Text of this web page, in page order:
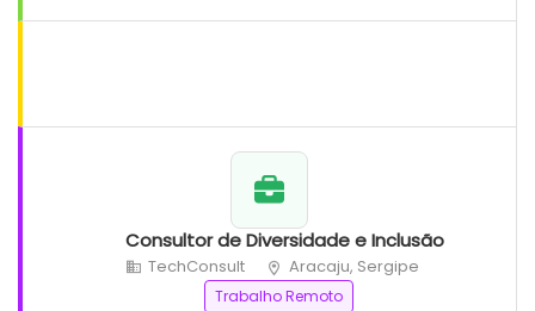
Consultor de Diversidade e Inclusão
TechConsult Aracaju, Sergipe
Trabalho Remoto